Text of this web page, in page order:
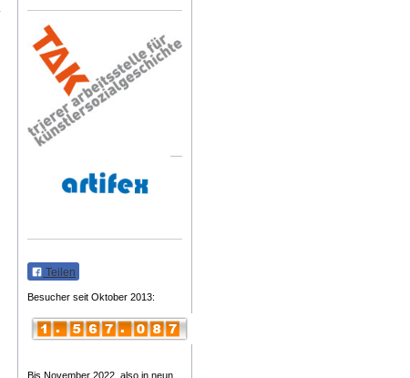
Teilen
Besucher seit Oktober 2013:
Bis November 2022, also in neun